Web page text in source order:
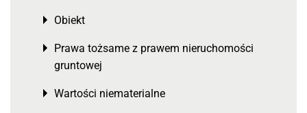
Obiekt
Toggle menu
Prawa tożsame z prawem nieruchomości
gruntowej
Toggle menu
Wartości niematerialne
Toggle menu